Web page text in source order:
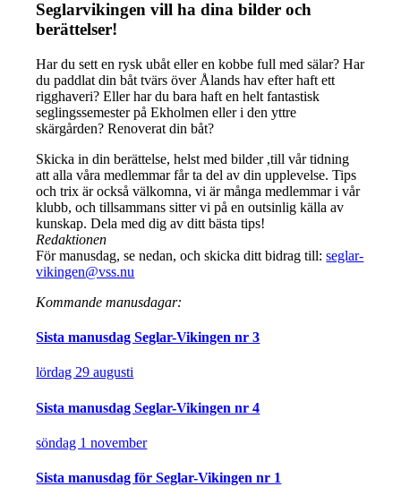
Seglarvikingen vill ha dina bilder och
berättelser!
Har du sett en rysk ubåt eller en kobbe full med sälar? Har
du paddlat din båt tvärs över Ålands hav efter haft ett
rigghaveri? Eller har du bara haft en helt fantastisk
seglingssemester på Ekholmen eller i den yttre
skärgården? Renoverat din båt?
Skicka in din berättelse, helst med bilder ,till vår tidning
att alla våra medlemmar får ta del av din upplevelse. Tips
och trix är också välkomna, vi är många medlemmar i vår
klubb, och tillsammans sitter vi på en outsinlig källa av
kunskap. Dela med dig av ditt bästa tips!
Redaktionen
För manusdag, se nedan, och skicka ditt bidrag till:seglar-
vikingen@vss.nu
Kommande manusdagar:
Sista manusdag Seglar-Vikingen nr 3
lördag 29 augusti
Sista manusdag Seglar-Vikingen nr 4
söndag 1 november
Sista manusdag för Seglar-Vikingen nr 1